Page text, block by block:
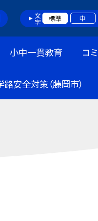
文字 標準 中
小中一貫教育 コ
路安全対策（藤岡市）